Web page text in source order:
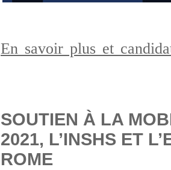
En savoir plus et
SOUTIEN À LA
2021, L’INSHS ET
ROME